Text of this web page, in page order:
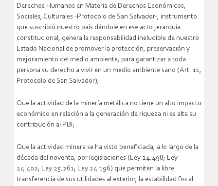
Derechos Humanos en Materia de Derechos Económicos,
Sociales, Culturales -Protocolo de San Salvador-, instrumento
que suscribió nuestro país dándole en ese acto jerarquía
constitucional, genera la responsabilidad ineludible de nuestro
Estado Nacional de promover la protección, preservación y
mejoramiento del medio ambiente, para garantizar a toda
persona su derecho a vivir en un medio ambiente sano (Art. 11,
Protocolo de San Salvador);
Que la actividad de la minería metálica no tiene un alto impacto
económico en relación a la generación de riqueza ni es alta su
contribución al PBI;
Que la actividad minera se ha visto beneficiada, a lo largo de la
década del noventa, por legislaciones (Ley 24.498; Ley
24.402; Ley 25.261; Ley 24.196) que permiten la libre
transferencia de sus utilidades al exterior, la estabilidad fiscal